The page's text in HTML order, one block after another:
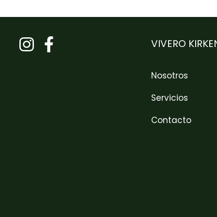
VIVERO
Nosotros
Servicios
Contacto